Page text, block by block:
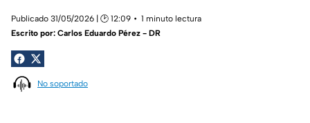
Publicado 31/05/2026 | 🕑 12:09
1 minuto lectura
Escrito por: Carlos Eduardo Pérez - DR
No soportado